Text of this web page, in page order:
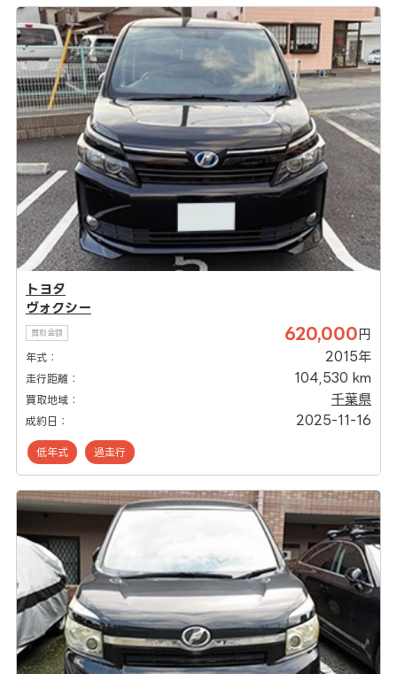
トヨタ
ヴォクシー
買取金額 620,000 円
年式： 2015年
走行距離： 104,530 km
買取地域： 千葉県
成約日： 2025-11-16
低年式 過走行